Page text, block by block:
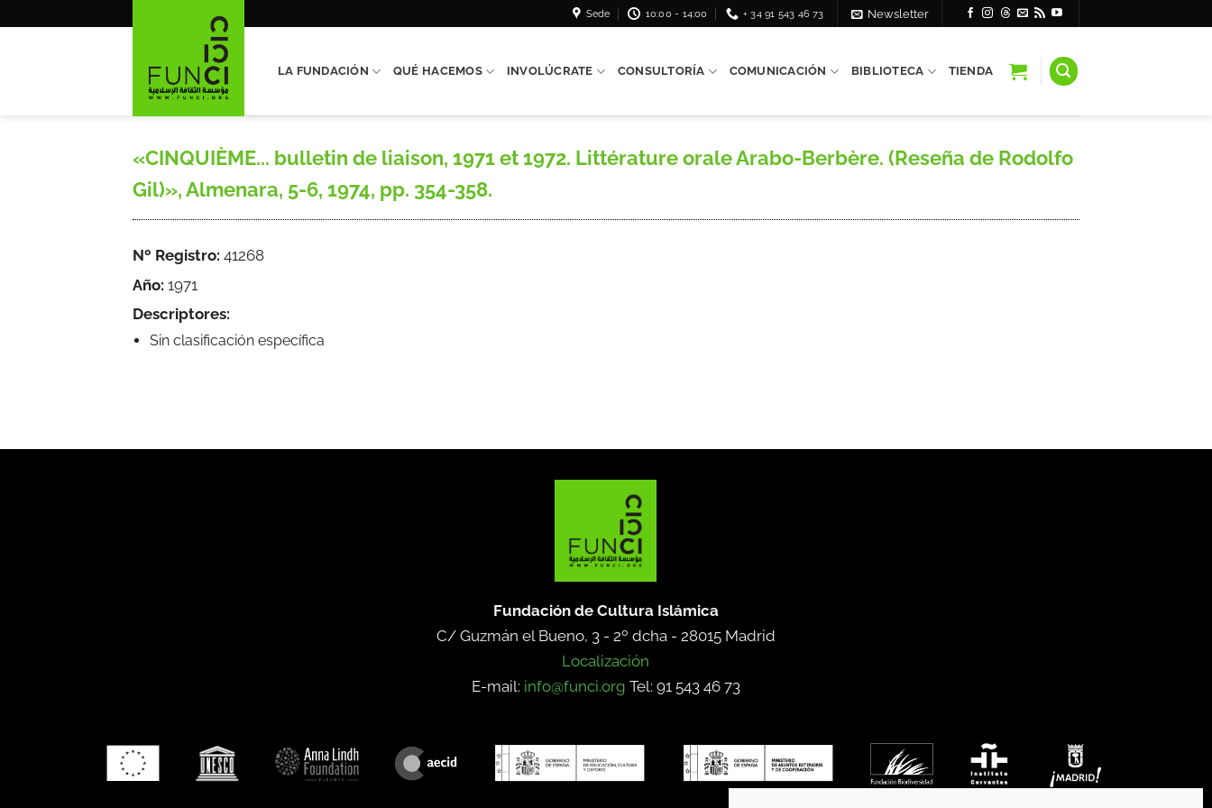
Sede 10:00 - 14:00 + 34 91 543 46 73 Newsletter
LA FUNDACIÓN QUÉ HACEMOS INVOLÚCRATE CONSULTORÍA COMUNICACIÓN BIBLIOTECA TIENDA
«CINQUIÈME... bulletin de liaison, 1971 et 1972. Littérature orale Arabo-Berbère. (Reseña de Rodolfo
Gil)», Almenara, 5-6, 1974, pp. 354-358.
Nº Registro: 41268
Año: 1971
Descriptores:
Sin clasificación específica
Fundación de Cultura Islámica
C/ Guzmán el Bueno, 3 - 2º dcha - 28015 Madrid
Localización
E-mail: info@funci.org Tel: 91 543 46 73